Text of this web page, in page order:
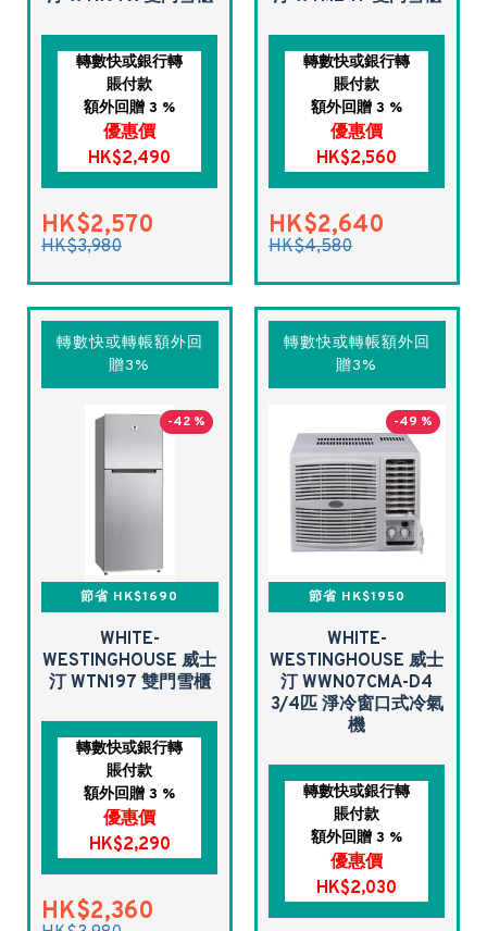
轉數快或銀行轉
賬付款
額外回贈 3 %
優惠價
HK$2,490
HK$2,570
HK$3,980
轉數快或銀行轉
賬付款
額外回贈 3 %
優惠價
HK$2,560
HK$2,640
HK$4,580
轉數快或轉帳額外回
贈3%
-42 %
節省 HK$1690
WHITE-
WESTINGHOUSE 威士
汀 WTN197 雙門雪櫃
轉數快或銀行轉
賬付款
額外回贈 3 %
優惠價
HK$2,290
HK$2,360
轉數快或轉帳額外回
贈3%
-49 %
節省 HK$1950
WHITE-
WESTINGHOUSE 威士
汀 WWN07CMA-D4
3/4匹 淨冷窗口式冷氣
機
轉數快或銀行轉
賬付款
額外回贈 3 %
優惠價
HK$2,030